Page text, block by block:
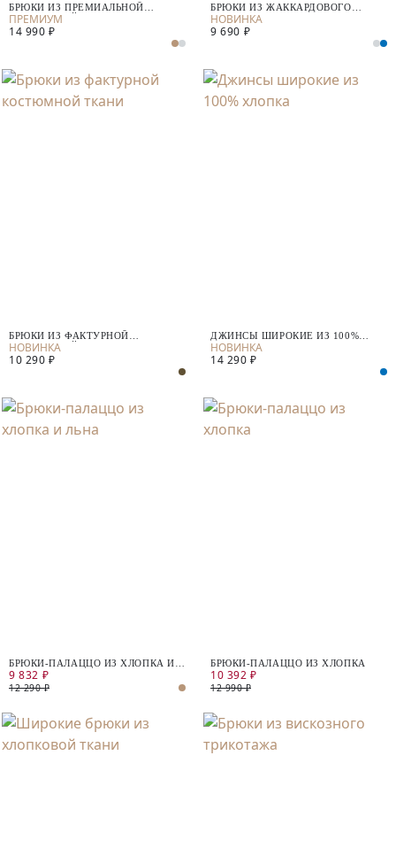
БРЮКИ ИЗ ПРЕМИАЛЬНОЙ
КОСТЮМНОЙ ТКАНИ С ШЕРСТЬЮ
14 990 ₽
БРЮКИ ИЗ ЖАККАРДОВОГО
ТРИКОТАЖА
9 690 ₽
БРЮКИ ИЗ ФАКТУРНОЙ
КОСТЮМНОЙ ТКАНИ
10 290 ₽
ДЖИНСЫ ШИРОКИЕ ИЗ 100%
ХЛОПКА
14 290 ₽
БРЮКИ-ПАЛАЦЦО ИЗ ХЛОПКА И
ЛЬНА
9 832 ₽
12 290 ₽
БРЮКИ-ПАЛАЦЦО ИЗ ХЛОПКА
10 392 ₽
12 990 ₽